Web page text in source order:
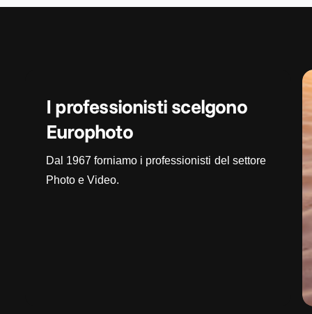
I professionisti scelgono
Europhoto
Dal 1967 forniamo i professionisti del settore
Photo e Video.